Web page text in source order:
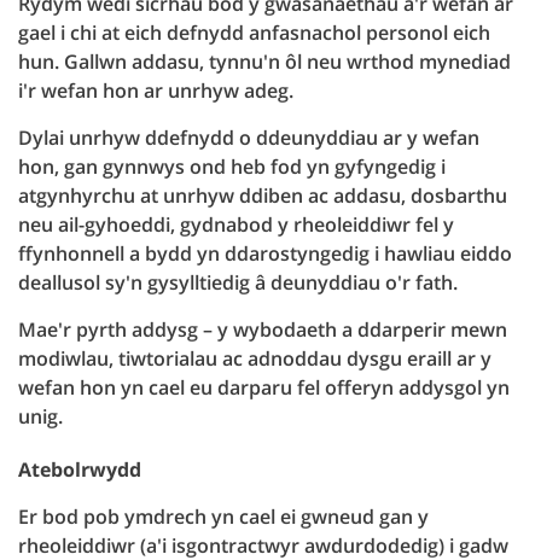
gael i chi at eich defnydd anfasnachol personol eich
hun. Gallwn addasu, tynnu'n ôl neu wrthod mynediad
i'r wefan hon ar unrhyw adeg.
Dylai unrhyw ddefnydd o ddeunyddiau ar y wefan
hon, gan gynnwys ond heb fod yn gyfyngedig i
atgynhyrchu at unrhyw ddiben ac addasu, dosbarthu
neu ail-gyhoeddi, gydnabod y rheoleiddiwr fel y
ffynhonnell a bydd yn ddarostyngedig i hawliau eiddo
deallusol sy'n gysylltiedig â deunyddiau o'r fath.
Mae'r pyrth addysg – y wybodaeth a ddarperir mewn
modiwlau, tiwtorialau ac adnoddau dysgu eraill ar y
wefan hon yn cael eu darparu fel offeryn addysgol yn
unig.
Atebolrwydd
Er bod pob ymdrech yn cael ei gwneud gan y
rheoleiddiwr (a'i isgontractwyr awdurdodedig) i gadw